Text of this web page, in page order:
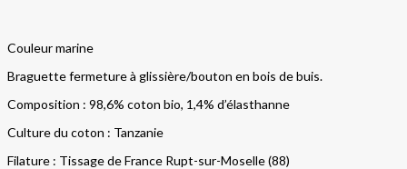
Couleur marine
Braguette fermeture à glissière/bouton en bois de buis.
Composition : 98,6% coton bio, 1,4% d’élasthanne
Culture du coton : Tanzanie
Filature : Tissage de France Rupt-sur-Moselle (88)